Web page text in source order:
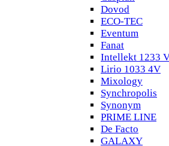
Dovod
ECO-TEC
Eventum
Fanat
Intellekt 1233
Lirio 1033 4V
Mixology
Synchropolis
Synonym
PRIME LINE
De Facto
GALAXY